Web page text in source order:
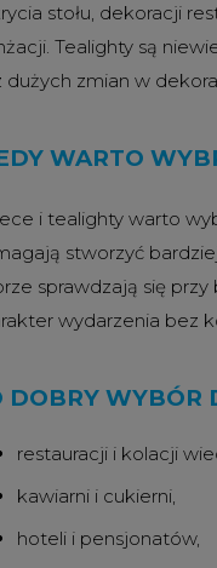
stołu, dekoracji
Tealighty są
dużych zmian w
WARTO
i tealighty warto
stworzyć
sprawdzają się
wydarzenia bez
DOBRY WYBÓR
restauracji i kolacji
kawiarni i cukierni,
hoteli i pensjonatów,